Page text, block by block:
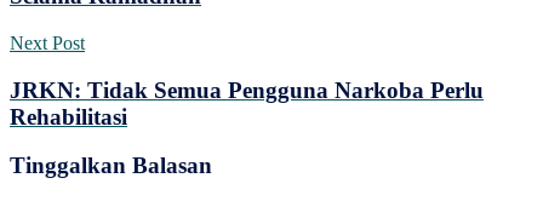
Next Post
JRKN: Tidak Semua Pengguna Narkoba Perlu
Rehabilitasi
Tinggalkan Balasan